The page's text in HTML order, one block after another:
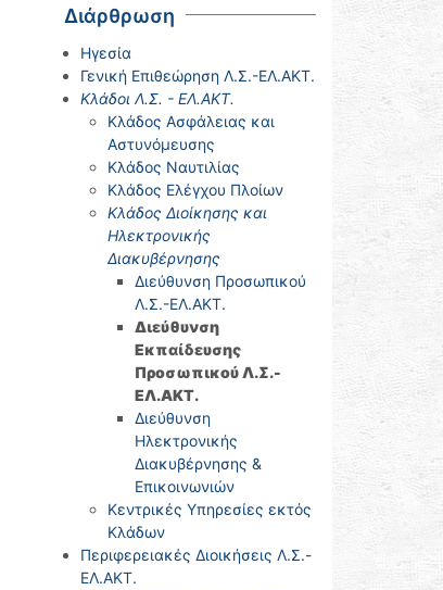
Διάρθρωση
Ηγεσία
Γενική Επιθεώρηση Λ.Σ.-ΕΛ.ΑΚΤ.
Κλάδοι Λ.Σ. - ΕΛ.ΑΚΤ.
Κλάδος Ασφάλειας και
Αστυνόμευσης
Κλάδος Ναυτιλίας
Κλάδος Ελέγχου Πλοίων
Κλάδος Διοίκησης και
Ηλεκτρονικής
Διακυβέρνησης
Διεύθυνση Προσωπικού
Λ.Σ.-ΕΛ.ΑΚΤ.
Διεύθυνση
Εκπαίδευσης
Προσωπικού Λ.Σ.-
ΕΛ.ΑΚΤ.
Διεύθυνση
Ηλεκτρονικής
Διακυβέρνησης &
Επικοινωνιών
Κεντρικές Υπηρεσίες εκτός
Κλάδων
Περιφερειακές Διοικήσεις Λ.Σ.-
ΕΛ.ΑΚΤ.